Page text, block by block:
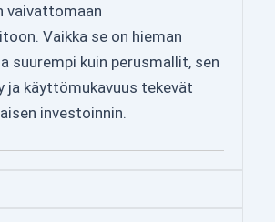
vaivattomaan
Vaikka se on hieman
suurempi kuin perusmallit, sen
ja käyttömukavuus tekevät
investoinnin.